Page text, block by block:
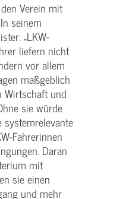
Verein mit
seinem
„LKW-
liefern nicht
vor allem
maßgeblich
Wirtschaft und
sie würde
Fahrerinnen
Daran
mit
sie einen
und mehr